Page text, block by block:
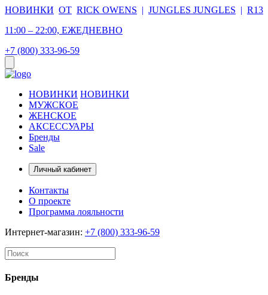
НОВИНКИ ОТ RICK OWENS | JUNGLES JUNGLES | R13
11:00 – 22:00, ЕЖЕДНЕВНО
+7 (800) 333-96-59
НОВИНКИ НОВИНКИ
МУЖСКОЕ
ЖЕНСКОЕ
АКСЕССУАРЫ
Бренды
Sale
Личный кабинет
Контакты
О проекте
Программа лояльности
Интернет-магазин: +7 (800) 333-96-59
Бренды